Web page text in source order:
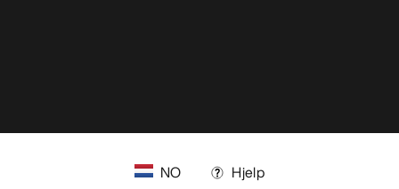
NO Hjelp